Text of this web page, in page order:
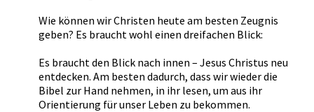
Wie können wir Christen heute am besten Zeugnis
geben? Es braucht wohl einen dreifachen Blick:
Es braucht den Blick nach innen – Jesus Christus neu
entdecken. Am besten dadurch, dass wir wieder die
Bibel zur Hand nehmen, in ihr lesen, um aus ihr
Orientierung für unser Leben zu bekommen.